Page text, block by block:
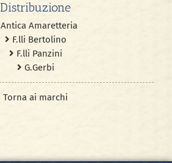
Distribuzione
Antica Amaretteria
F.lli Bertolino
F.lli Panzini
G.Gerbi
Torna ai marchi